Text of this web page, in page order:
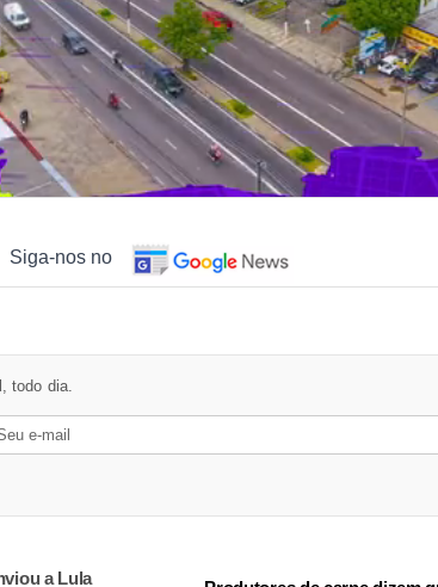
Siga-nos no
todo dia.
a Lula